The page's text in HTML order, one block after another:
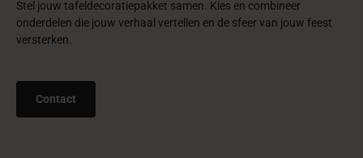
Stel jouw tafeldecoratiepakket samen. Kies en combineer
onderdelen die jouw verhaal vertellen en de sfeer van jouw feest
versterken.
Contact